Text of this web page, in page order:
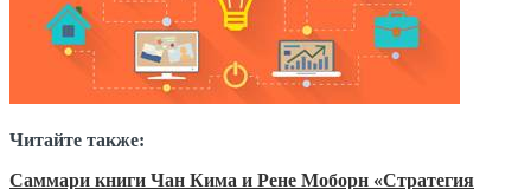
Читайте также:
Саммари книги Чан Кима и Рене Моборн «Стратегия